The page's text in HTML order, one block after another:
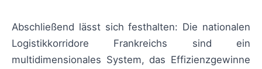
Abschließend lässt sich festhalten: Die nationalen
Logistikkorridore Frankreichs sind ein
multidimensionales System, das Effizienzgewinne